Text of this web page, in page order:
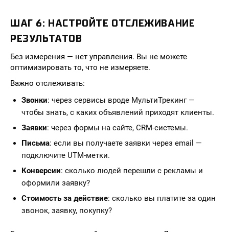
ШАГ 6: НАСТРОЙТЕ ОТСЛЕЖИВАНИЕ
РЕЗУЛЬТАТОВ
Без измерения — нет управления. Вы не можете
оптимизировать то, что не измеряете.
Важно отслеживать:
Звонки: через сервисы вроде МультиТрекинг —
чтобы знать, с каких объявлений приходят клиенты.
Заявки: через формы на сайте, CRM-системы.
Письма: если вы получаете заявки через email —
подключите UTM-метки.
Конверсии: сколько людей перешли с рекламы и
оформили заявку?
Стоимость за действие: сколько вы платите за один
звонок, заявку, покупку?